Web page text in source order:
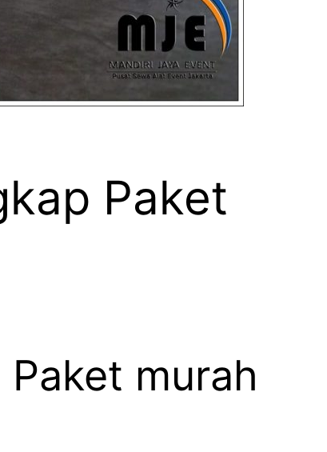
Paket
murah